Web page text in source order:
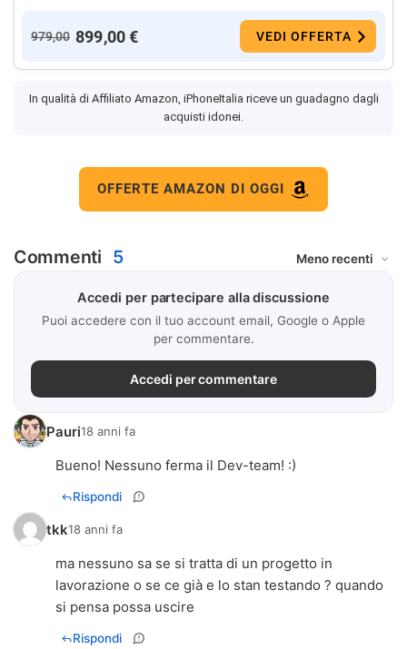
979,00 899,00 € VEDI OFFERTA
In qualità di Affiliato Amazon, iPhoneItalia riceve un guadagno dagli
acquisti idonei.
OFFERTE AMAZON DI OGGI
Commenti 5
Accedi per partecipare alla discussione
Puoi accedere con il tuo account email, Google o Apple
per commentare.
Accedi per commentare
Pauri18 anni fa
Bueno! Nessuno ferma il Dev-team! :)
Rispondi
tkk18 anni fa
ma nessuno sa se si tratta di un progetto in
lavorazione o se ce già e lo stan testando ? quando
si pensa possa uscire
Rispondi